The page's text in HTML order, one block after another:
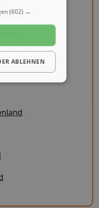
(602) →
ABLEHNEN